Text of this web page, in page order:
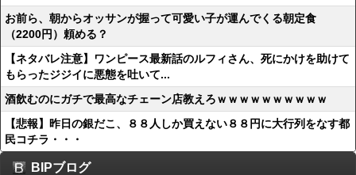
お前ら、朝からオッサンが握って可愛い子が運んでくる朝定食
（2200円）頼める？
【ネタバレ注意】ワンピース最新話のルフィさん、死にかけを助けて
もらったジジイに悪態を吐いて...
酒飲むのにガチで最高なチェーン店教えろｗｗｗｗｗｗｗｗｗｗ
【悲報】昨日の銀だこ、８８人しか買えない８８円に大行列をなす都
民コチラ・・・
BIPブログ